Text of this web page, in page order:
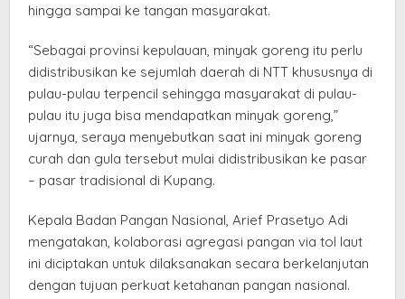
hingga sampai ke tangan masyarakat.
“Sebagai provinsi kepulauan, minyak goreng itu perlu
didistribusikan ke sejumlah daerah di NTT khususnya di
pulau-pulau terpencil sehingga masyarakat di pulau-
pulau itu juga bisa mendapatkan minyak goreng,”
ujarnya, seraya menyebutkan saat ini minyak goreng
curah dan gula tersebut mulai didistribusikan ke pasar
– pasar tradisional di Kupang.
Kepala Badan Pangan Nasional, Arief Prasetyo Adi
mengatakan, kolaborasi agregasi pangan via tol laut
ini diciptakan untuk dilaksanakan secara berkelanjutan
dengan tujuan perkuat ketahanan pangan nasional.